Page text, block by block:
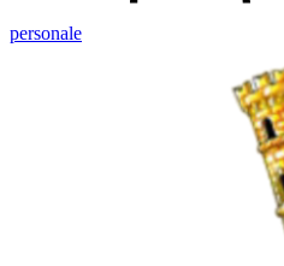
personale